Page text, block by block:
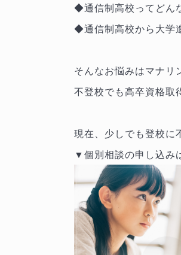
◆通信制高校ってどん
◆通信制高校から大学
そんなお悩みはマナリ
不登校でも高卒資格取
現在、少しでも登校に
▼個別相談の申し込み